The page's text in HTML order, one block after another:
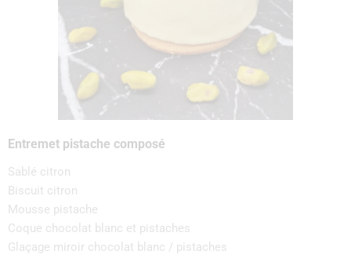
Entremet pistache composé
Sablé citron
Biscuit citron
Mousse pistache
Coque chocolat blanc et pistaches
Glaçage miroir chocolat blanc / pistaches